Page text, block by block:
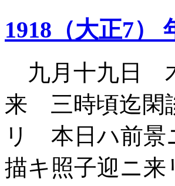
1918（大正7）
九月十九日
来 三時頃迄閑
リ 本日ハ前景
描キ照子迎ニ